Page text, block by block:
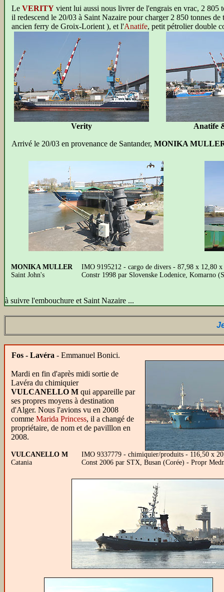
Le VERITY vient lui aussi nous livrer de l'engrais en vrac, 2
il redescend le 20/03 à Saint Nazaire pour charger 2 850 tonnes
ancien ferry de Groix-Lorient ), et l'Anatife, petit pétrolier double
Verity Anatife
Arrivé le 20/03 en provenance de Santander, MONIKA
MONIKA MULLER
Saint John's
IMO 9195212 - cargo de divers - 87,98 x 12,80
Constr 1998 par Slovenske Lodenice, Komarno
à suivre l'embouchure et Saint Nazaire ...
Fos - Lavéra - Emmanuel Bonici.
Mardi en fin d'après midi sortie de
Lavéra du chimiquier
VULCANELLO M qui appareille par
ses propres moyens à destination
d'Alger. Nous l'avions vu en 2008
comme Marida Princess, il a changé de
propriétaire, de nom et de pavilllon en
2008.
VULCANELLO M
Catania
IMO 9337779 - chimiquier/produits - 116,50 x
Const 2006 par STX, Busan (Corée) - Propr